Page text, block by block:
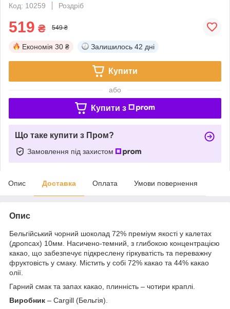
Код: 10259
Роздріб
519 ₴ 549 ₴
Економія 30 ₴ Залишилось 42 дні
Купити
або
Купити з
Що таке купити з Пром?
Замовлення під захистом
Опис Доставка Оплата Умови повернення
Опис
Бельгійський чорний шоколад 72% преміум якості у калетах
(дропсах) 10мм. Насичено-темний, з глибокою концентрацією
какао, що забезпечує підкреслену гіркуватість та переважну
фруктовість у смаку. Містить у собі 72% какао та 44% какао
олії.
Гарний смак та запах какао, плинність – чотири краплі.
Виробник – Cargill (Бельгія).